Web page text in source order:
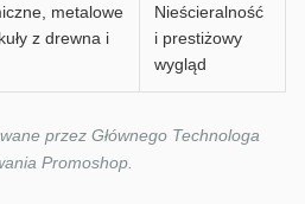
metalowe
z drewna i
Nieścieralność
i prestiżowy
wygląd
przez Głównego Technologa
Promoshop.